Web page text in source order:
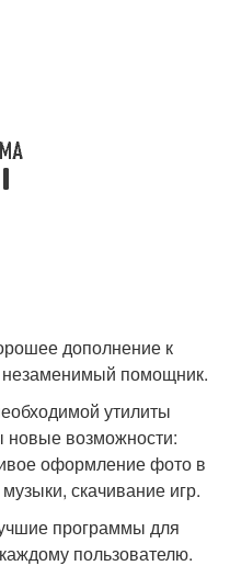
дополнение к
помощник.
утилиты
новые возможности:
оформление фото в
скачивание игр.
программы для
пользователю.